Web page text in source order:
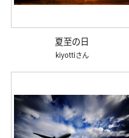
夏至の日
kiyotti